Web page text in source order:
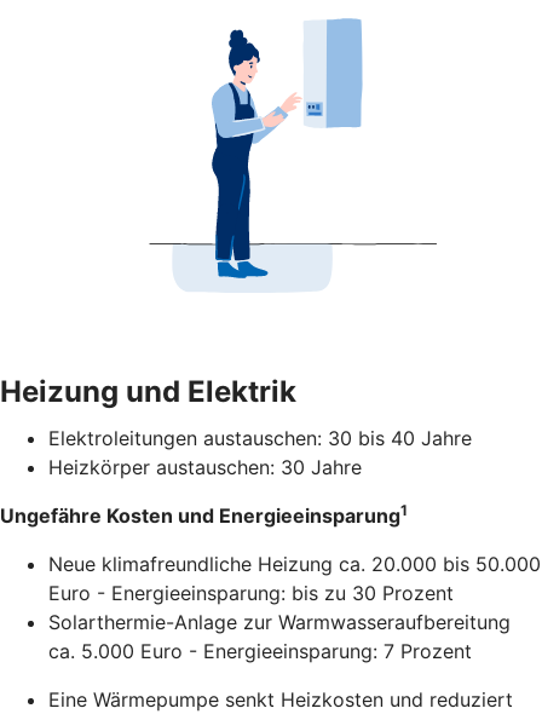
Heizung und Elektrik
Elektroleitungen austauschen: 30 bis 40 Jahre
Heizkörper austauschen: 30 Jahre
Ungefähre Kosten und Energieeinsparung1
Neue klimafreundliche Heizung ca. 20.000 bis 50.000
Euro - Energieeinsparung: bis zu 30 Prozent
Solarthermie-Anlage zur Warmwasseraufbereitung
ca. 5.000 Euro - Energieeinsparung: 7 Prozent
Eine Wärmepumpe senkt Heizkosten und reduziert